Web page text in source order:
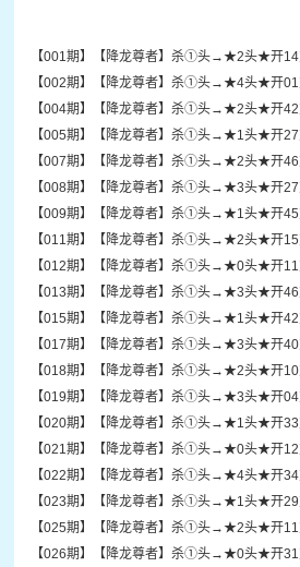
【001期】【降龙尊者】杀①头→★2头★开
【002期】【降龙尊者】杀①头→★4头★开
【004期】【降龙尊者】杀①头→★2头★开
【005期】【降龙尊者】杀①头→★1头★开
【007期】【降龙尊者】杀①头→★2头★开
【008期】【降龙尊者】杀①头→★3头★开
【009期】【降龙尊者】杀①头→★1头★开
【011期】【降龙尊者】杀①头→★2头★开
【012期】【降龙尊者】杀①头→★0头★开
【013期】【降龙尊者】杀①头→★3头★开
【015期】【降龙尊者】杀①头→★1头★开
【017期】【降龙尊者】杀①头→★3头★开
【018期】【降龙尊者】杀①头→★2头★开
【019期】【降龙尊者】杀①头→★3头★开
【020期】【降龙尊者】杀①头→★1头★开
【021期】【降龙尊者】杀①头→★0头★开
【022期】【降龙尊者】杀①头→★4头★开
【023期】【降龙尊者】杀①头→★1头★开
【025期】【降龙尊者】杀①头→★2头★开
【026期】【降龙尊者】杀①头→★0头★开